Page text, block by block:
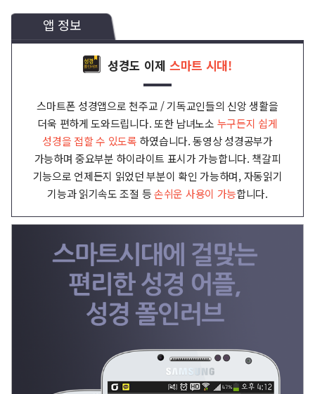
앱 정보
성경도 이제 스마트 시대!
스마트폰 성경앱으로 천주교 / 기독교인들의 신앙 생활을
더욱 편하게 도와드립니다. 또한 남녀노소 누구든지 쉽게
성경을 접할 수 있도록 하였습니다.동영상 성경공부가
가능하며 중요부분 하이라이트 표시가 가능합니다. 책갈피
기능으로 언제든지 읽었던 부분이 확인 가능하며,자동읽기
기능과 읽기속도 조절 등손쉬운 사용이 가능합니다.